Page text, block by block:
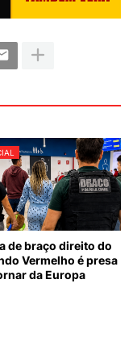
de braço direito do
Vermelho é presa
da Europa